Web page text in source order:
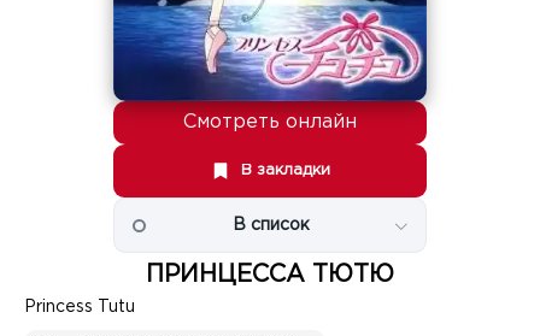
Смотреть онлайн
В закладки
В список
ПРИНЦЕССА ТЮТЮ
Princess Tutu